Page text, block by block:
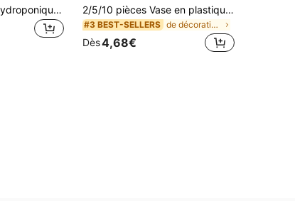
Pot de plantation hydroponique DIY pour le jardinage à la maison, moule de plantation imprimé en 3D, kit de culture sans terre, convient pour l'ail, l'oignon vert, les herbes de cuisine, applicable pour la propagation de plantes hydroponiques, peut être utilisé comme décoration de bureau, de maison ou de jardin
2/5/10 pièces Vase en plastique avec design de corde, vase de décoration de bureau minimaliste moderne créatif anti-chute, vase en plastique transparent hydroponique pour arrangement floral, support de bouquet, conteneur de fleurs fraîches haut de gamme, outil d'emballage de fleurs, convient pour la Fête des Mères, Thanksgiving, Halloween, Noël, décoration de saison de mariage, cadeau pour les autres
#3 BEST-SELLERS de décorations de jardin d'Halloween Jardinières e
Dès4,68€